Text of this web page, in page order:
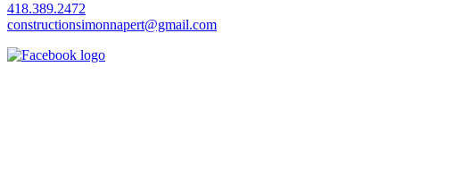
418.389.2472
constructionsimonnapert@gmail.com